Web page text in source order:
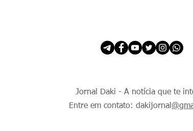
Jornal Daki - A notícia que te
Entre em contato: dakijornal